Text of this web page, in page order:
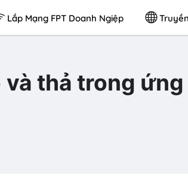
Lắp Mạng FPT Doanh Ngiệp
thả trong ứng